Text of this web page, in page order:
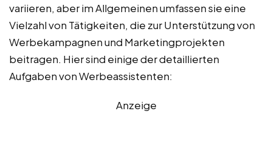
variieren, aber im Allgemeinen umfassen sie eine
Vielzahl von Tätigkeiten, die zur Unterstützung von
Werbekampagnen und Marketingprojekten
beitragen. Hier sind einige der detaillierten
Aufgaben von Werbeassistenten:
Anzeige